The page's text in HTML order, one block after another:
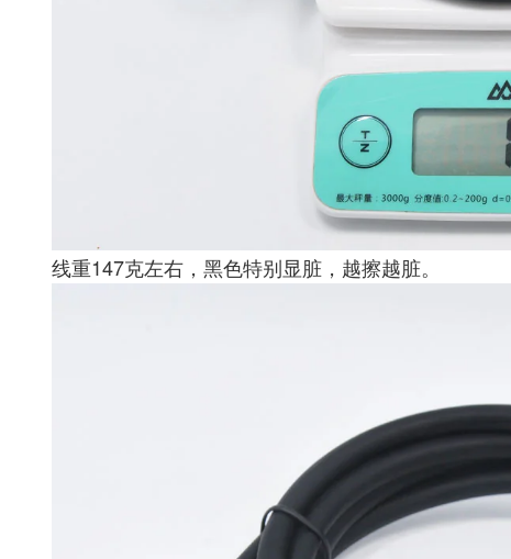
线重147克左右，黑色特别显脏，越擦越脏。